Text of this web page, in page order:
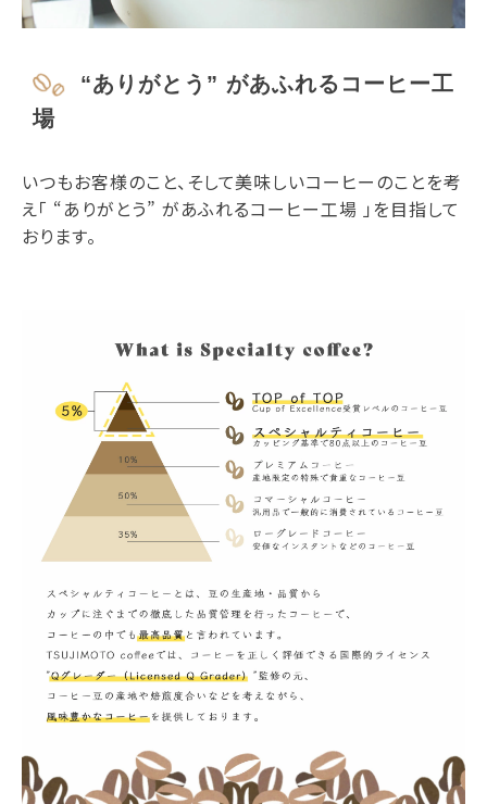
“ありがとう” があふれるコーヒー工
場
いつもお客様のこと、そして美味しいコーヒーのことを考
え「 “ありがとう” があふれるコーヒー工場 」を目指して
おります。